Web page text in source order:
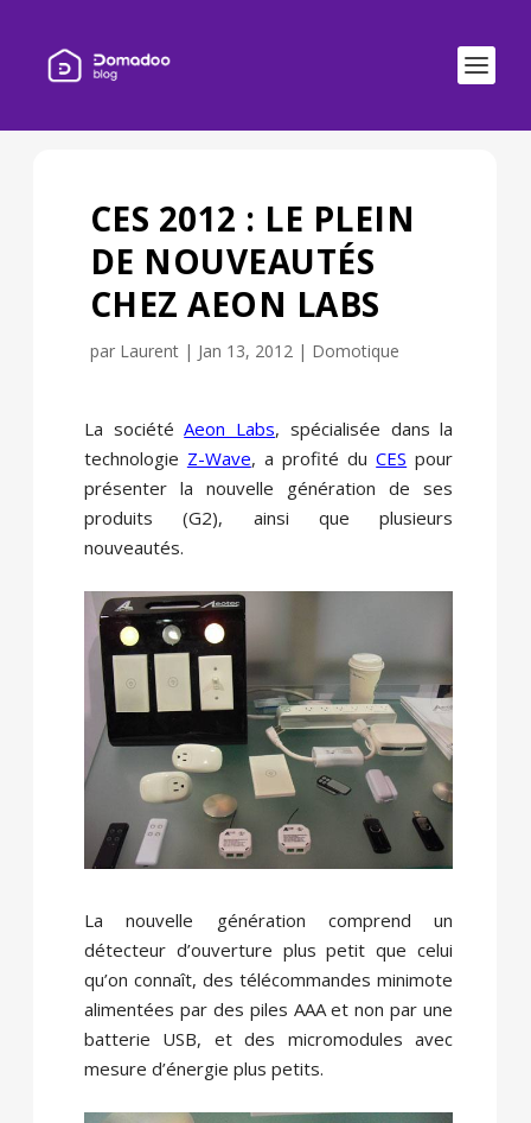
CES 2012 : LE PLEIN
DE NOUVEAUTÉS
CHEZ AEON LABS
par Laurent| Jan 13, 2012| Domotique
La sociétéAeon Labs, spécialisée dans la
technologie Z-Wave, a profité duCES pour
présenter la nouvelle génération de ses
produits (G2), ainsi que plusieurs
nouveautés.
La nouvelle génération comprend un
détecteur d’ouverture plus petit que celui
qu’on connaît, des télécommandes minimote
alimentées par des piles AAA et non par une
batterie USB, et des micromodules avec
mesure d’énergie plus petits.